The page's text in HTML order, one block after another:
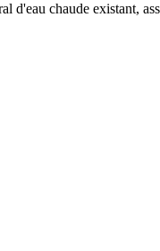
d'eau chaude existant,